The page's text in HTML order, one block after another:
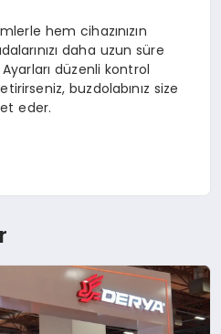
hem cihazınızın
daha uzun süre
Ayarları düzenli kontrol
buzdolabınız size
eder.